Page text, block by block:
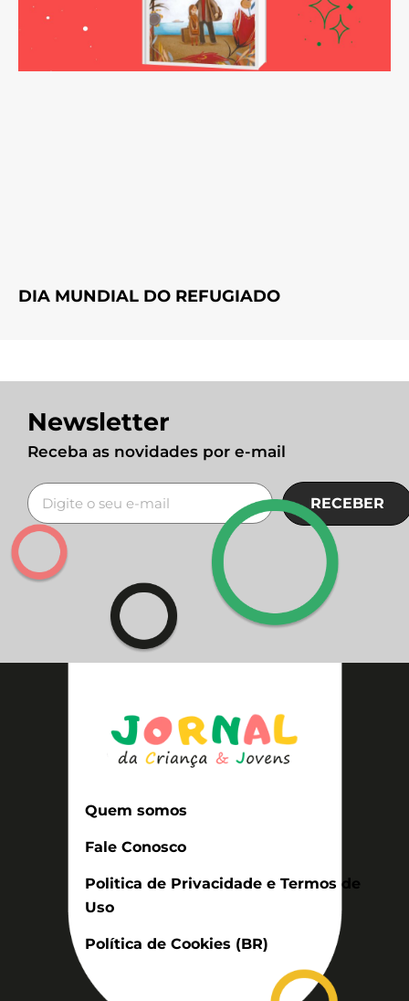
DIA MUNDIAL DO REFUGIADO
Newsletter
Receba as novidades por e-mail
RECEBER
Quem somos
Fale Conosco
Politica de Privacidade e Termos de
Uso
Política de Cookies (BR)